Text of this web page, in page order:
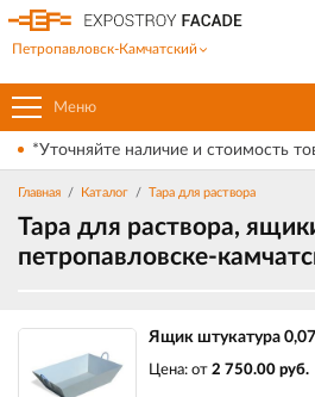
Меню
Петропавловск-Камчатский
*Уточняйте наличие и стоимость
Главная Каталог Тара для раствора
Тара для раствора,
петропавловске-
Ящик штукатура 0,07
Цена: от 2 750.00 руб.